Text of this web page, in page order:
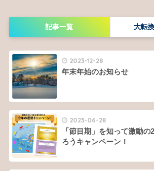
記事一覧 大転
2023-12-28
年末年始のお知らせ
2023-06-28
「節目期」を知って激動の
ろうキャンペーン！